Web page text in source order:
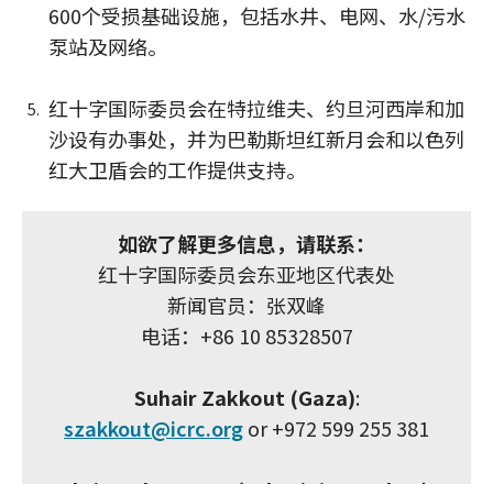
600个受损基础设施，包括水井、电网、水/污水
泵站及网络。
红十字国际委员会在特拉维夫、约旦河西岸和加
沙设有办事处，并为巴勒斯坦红新月会和以色列
红大卫盾会的工作提供支持。
如欲了解更多信息，请联系：
红十字国际委员会东亚地区代表处
新闻官员：张双峰
电话：+86 10 85328507
Suhair Zakkout (Gaza):
szakkout@icrc.orgor +972 599 255 381